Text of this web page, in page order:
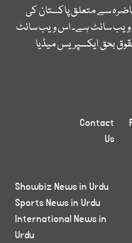
سے متعلق پاکستان کی
ویب سائٹ ہے۔ اس ویب سائٹ
بحق ایکسپریس میڈیا
Contact
Us
Showbiz News in Urdu
Sports News in Urdu
International News in
Urdu